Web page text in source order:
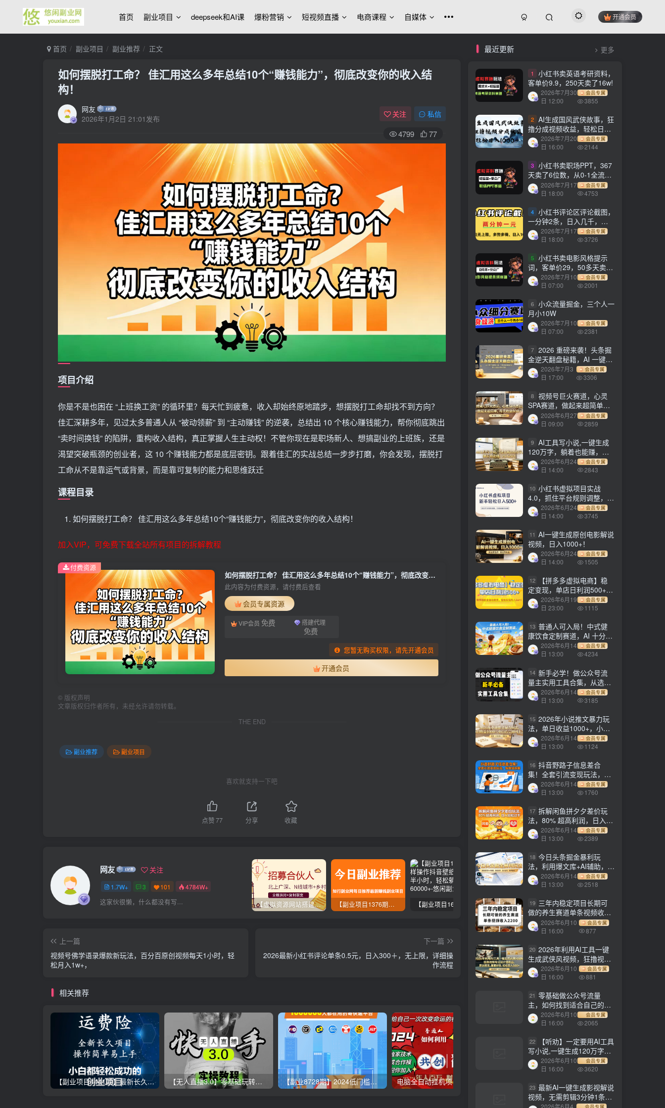
首页 副业项目 deepseek和AI课 爆粉营销 短视频直播 电商课程 自媒体 开通会员
首页 副业项目 副业推荐 正文
如何摆脱打工命？ 佳汇用这么多年总结10个“赚钱能力”，彻底改变你的收入结
构！
网友
2026年1月2日 21:01发布
关注 私信
4799 77
项目介绍
你是不是也困在 “上班换工资” 的循环里？每天忙到疲惫，收入却始终原地踏步，想摆脱打工命却找不到方向？
佳汇深耕多年，见过太多普通人从 “被动领薪” 到 “主动赚钱” 的逆袭，总结出 10 个核心赚钱能力，帮你彻底跳出
“卖时间换钱” 的陷阱，重构收入结构，真正掌握人生主动权！不管你现在是职场新人、想搞副业的上班族，还是
渴望突破瓶颈的创业者，这 10 个赚钱能力都是底层密钥。跟着佳汇的实战总结一步步打磨，你会发现，摆脱打
工命从不是靠运气或背景，而是靠可复制的能力和思维跃迁
课程目录
如何摆脱打工命？ 佳汇用这么多年总结10个“赚钱能力”，彻底改变你的收入结构！
加入VIP，可免费下载全站所有项目的拆解教程
如何摆脱打工命？ 佳汇用这么多年总结10个“赚钱能力”，彻底改变你的收入结构！
此内容为付费资源，请付费后查看
会员专属资源
VIP会员 免费 搭建代理
免费
您暂无购买权限，请先开通会员
开通会员
付费资源
© 版权声明
文章版权归作者所有，未经允许请勿转载。
THE END
副业推荐 副业项目
喜欢就支持一下吧
点赞77 分享 收藏
网友 关注
1.7W+ 3 101 4784W+
这家伙很懒，什么都没有写... 【虚拟资源网站搭建服务】加盟本站系统，做一个和本站一样的独立网站，躺赚的项目 【副业项目1376期】龟课最新闲鱼项目玩法实战教程_全新升级月收益几千到几万 【副业项目4441期】最新长久稳定暴利项目，运费险全新玩法，日赚1000（包含详细教程，全程指导）
上一篇
视频号佛学语录爆款新玩法，百分百原创视频每天1小时，轻
松月入1w+，
下一篇
2026最新小红书评论单条0.5元，日入300＋，无上限，详细操
作流程
相关推荐
【副业项目4441期】最新长久稳定暴利项目，运费险全新玩法，日赚1000（包含详细教程，全程指导） 【无人直播3.0】零基础玩转男粉快手无人直播日产1000+，稳狠猛，2023男粉落地项目实操教程 【副业8728期】2024低门槛副业风口快递CPS，月收入过万的项目
最近更新 更多
1
小红书卖英语考研资料，
客单价9.9，250天卖了16w!
2026年7月30
日 12:00
会员专属
3855
2 AI生成国风武侠故事，狂
撸分成视频收益，轻松日入
1000+【可多平台分发】！
2026年7月20
日 16:00
会员专属
2144
3 小红书卖职场PPT，367
天卖了6位数，从0-1全流程
讲解2026年7月17
日 18:00
会员专属
4753
4 小红书评论区评论截图，
一分钟2条，日入几千，多
劳多得!2026年7月17
日 18:00
会员专属
3726
5 小红书卖电影风格提示
词，客单价29，50多天卖了
790单，小白直接抄作业！
2026年7月10
日 07:00
会员专属
2001
6 小众流量掘金，三个人一
月小10W
2026年7月10
日 07:00
会员专属
2381
7 2026 重磅来袭！头条掘
金逆天翻盘秘籍，AI 一键打
造爆款内容，只需简单复制
粘贴，日入 1000 + 轻松实
2026年7月3
日 17:00
会员专属
3306
8 视频号巨火赛道，心灵
SPA赛道，做起来超简单，
每天收益800+！
2026年6月27
日 09:00
会员专属
2859
9 AI工具写小说,一键生成
120万字，躺着也能赚，月
入2w+！2026年6月24
日 14:00
会员专属
2843
10 小红书虚拟项目实战
4.0，抓住平台规则调整，单
店日入500+！
2026年6月24
日 14:00
会员专属
3745
11 AI一键生成原创电影解说
视频，日入1000+！
2026年6月24
日 14:00
会员专属
1505
12
【拼多多虚拟电商】稳
定变现，单店日利润500+，
软件挂机全自动发货，轻松
实现月入1w+！
2026年6月19
日 23:00
会员专属
1115
13 普通人可入局！中式健
康饮食定制赛道，AI 十分钟
做爆款，变现超给力
2026年6月14
日 13:00
会员专属
4234
14 新手必学！做公众号流
量主实用工具合集，从选题
到变现，一篇搞定（新手必
备）
2026年6月14
日 13:00
会员专属
3185
15 2026年小说推文暴力玩
法，单日收益1000+，小白
看完即可上手
2026年6月14
日 13:00
会员专属
1124
16 抖音野路子信息差合
集！全套引流变现玩法，保
姆级拆解
2026年6月14
日 13:00
会员专属
1760
17 拆解闲鱼拼夕夕差价玩
法，80% 超高利润，日入轻
松过千2026年6月14
日 13:00
会员专属
2389
18 今日头条掘金暴利玩
法，利用爆文库+AI辅助，轻
松矩阵、当天起号，简单粗
暴，日入1000+
2026年6月14
日 13:00
会员专属
2518
19 三年内稳定项目长期可
做的养生赛道单条视频收入
22002026年6月10
日 16:00
会员专属
877
20 2026年利用AI工具一键
生成武侠风视频，狂撸视频
号分成计划收益，原创度
高，画面好看，轻松日入
2026年6月10
日 16:00
会员专属
881
21 零基础做公众号流量
主，如何找到适合自己的赛
道
2026年6月10
日 16:00
会员专属
2065
22
【听劝】一定要用AI工具
写小说,一键生成120万字，
躺着也能赚，月入2w+
2026年6月10
日 16:00
会员专属
3620
23 最新AI一键生成影视解说
视频，无需剪辑3分钟1条，